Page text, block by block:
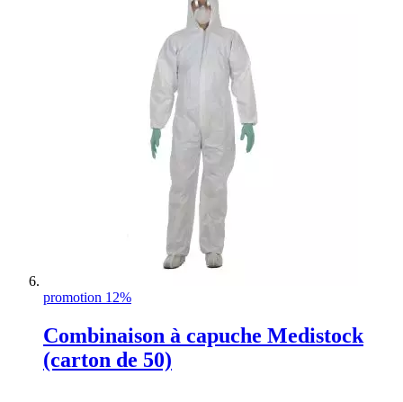
promotion 12%
Combinaison à capuche Medistock
(carton de 50)